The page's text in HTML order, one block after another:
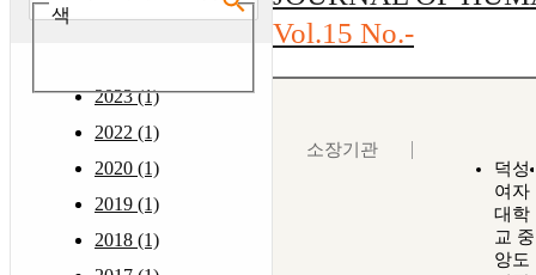
색
2023 (1)
2022 (1)
2020 (1)
2019 (1)
2018 (1)
Vol.15 No.-
소장기관
덕성
여자
대학
교 중
앙도